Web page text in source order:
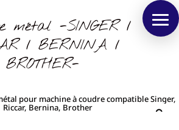
métal -SINGER /
/ BERNINA /
BROTHER-